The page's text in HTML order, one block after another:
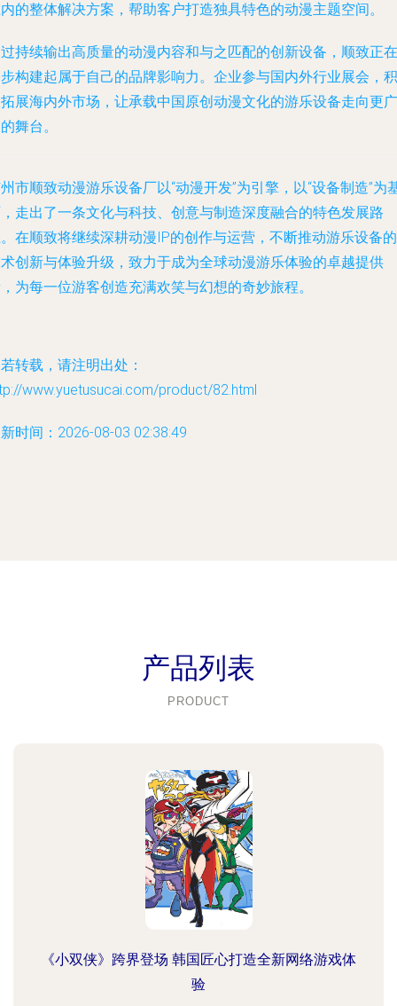
的整体解决方案，帮助客户打造独具特色的动漫主题空间。
持续输出高质量的动漫内容和与之匹配的创新设备，顺致正在
构建起属于自己的品牌影响力。企业参与国内外行业展会，积
展海内外市场，让承载中国原创动漫文化的游乐设备走向更广
舞台。
市顺致动漫游乐设备厂以“动漫开发”为引擎，以“设备制造”为
走出了一条文化与科技、创意与制造深度融合的特色发展路
在顺致将继续深耕动漫IP的创作与运营，不断推动游乐设备的
创新与体验升级，致力于成为全球动漫游乐体验的卓越提供
为每一位游客创造充满欢笑与幻想的奇妙旅程。
转载，请注明出处：
www.yuetusucai.com/product/82.html
时间：2026-08-03 02:38:49
产品列表
PRODUCT
《小双侠》跨界登场 韩国匠心打造全新网络游戏体
验